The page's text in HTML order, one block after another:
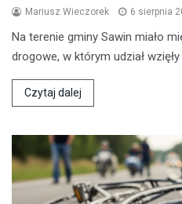
Mariusz Wieczorek 6 sierpnia
Na terenie gminy Sawin miało
drogowe, w którym udział
Czytaj dalej